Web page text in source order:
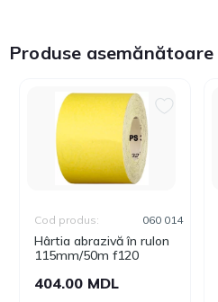
Produse asemănătoare
Hârtia abrazivă în rulon
115mm/50m f120
Cod produs: 060 014
404.00 MDL